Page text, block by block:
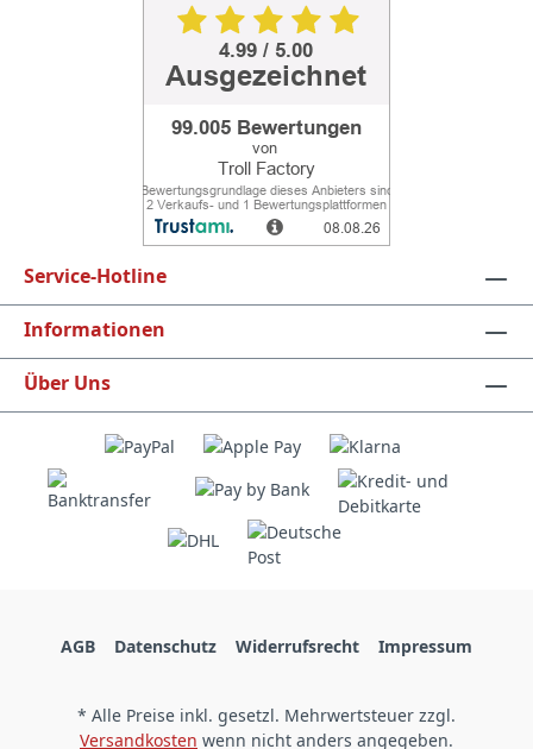
Service-Hotline
Informationen
Über Uns
AGB Datenschutz Widerrufsrecht Impressum
* Alle Preise inkl. gesetzl. Mehrwertsteuer zzgl.
Versandkosten wenn nicht anders angegeben.